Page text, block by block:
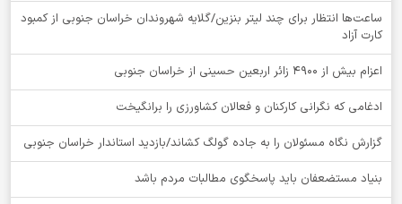
ساعت‌ها انتظار برای چند لیتر بنزین/گلایه شهروندان خراسان جنوبی از کمبود
کارت آزاد
اعزام بیش از 4900 زائر اربعین حسینی از خراسان جنوبی
ادغامی که نگرانی کارکنان و فعالان کشاورزی را برانگیخت
گزارش نگاه مسئولان را به جاده گولگ کشاند/بازدید استاندار خراسان جنوبی
بنیاد مستضعفان باید پاسخگوی مطالبات مردم باشد